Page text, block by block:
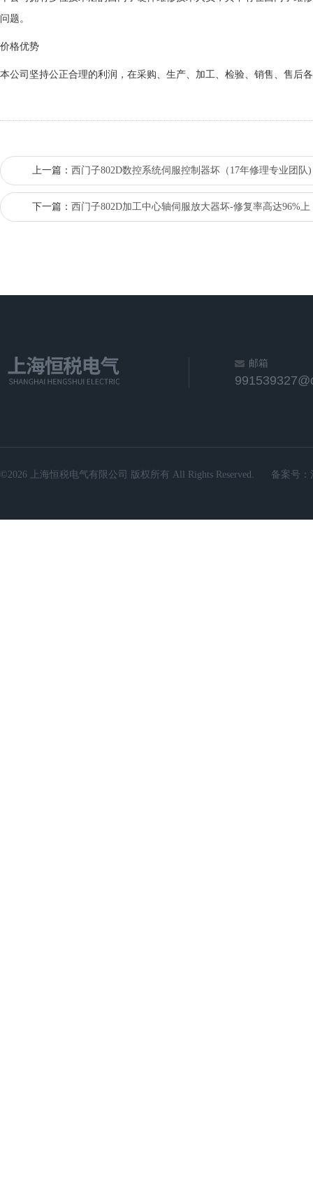
问题。
价格优势
本公司坚持公正合理的利润，在采购、生产、加工、检验、销售、售后
上一篇： 西门子802D数控系统伺服控制器坏（17年修理专业团队)
下一篇： 西门子802D加工中心轴伺服放大器坏-修复率高达96%上
邮箱
©2026 上海恒税电气有限公司 版权所有 All Rights Reserved. 备案号：